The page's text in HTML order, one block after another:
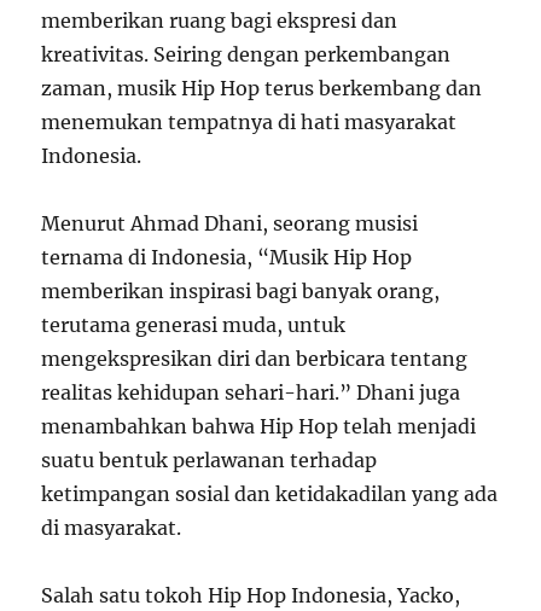
memberikan ruang bagi ekspresi dan
kreativitas. Seiring dengan perkembangan
zaman, musik Hip Hop terus berkembang dan
menemukan tempatnya di hati masyarakat
Indonesia.
Menurut Ahmad Dhani, seorang musisi
ternama di Indonesia, “Musik Hip Hop
memberikan inspirasi bagi banyak orang,
terutama generasi muda, untuk
mengekspresikan diri dan berbicara tentang
realitas kehidupan sehari-hari.” Dhani juga
menambahkan bahwa Hip Hop telah menjadi
suatu bentuk perlawanan terhadap
ketimpangan sosial dan ketidakadilan yang ada
di masyarakat.
Salah satu tokoh Hip Hop Indonesia, Yacko,